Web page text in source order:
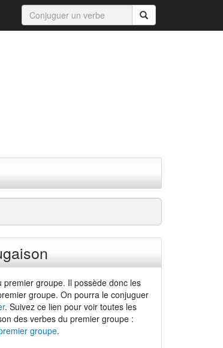
groupe. Il possède donc les
groupe. On pourra le conjuguer
. Suivez ce lien pour voir toutes les
des verbes du premier groupe :
groupe.